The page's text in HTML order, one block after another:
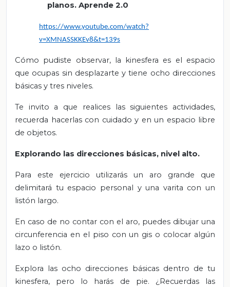
planos. Aprende 2.0
https://www.youtube.com/watch?
v=XMNASSKKEv8&t=139s
Cómo pudiste observar, la kinesfera es el espacio
que ocupas sin desplazarte y tiene ocho direcciones
básicas y tres niveles.
Te invito a que realices las siguientes actividades,
recuerda hacerlas con cuidado y en un espacio libre
de objetos.
Explorando las direcciones básicas, nivel alto.
Para este ejercicio utilizarás un aro grande que
delimitará tu espacio personal y una varita con un
listón largo.
En caso de no contar con el aro, puedes dibujar una
circunferencia en el piso con un gis o colocar algún
lazo o listón.
Explora las ocho direcciones básicas dentro de tu
kinesfera, pero lo harás de pie. ¿Recuerdas las